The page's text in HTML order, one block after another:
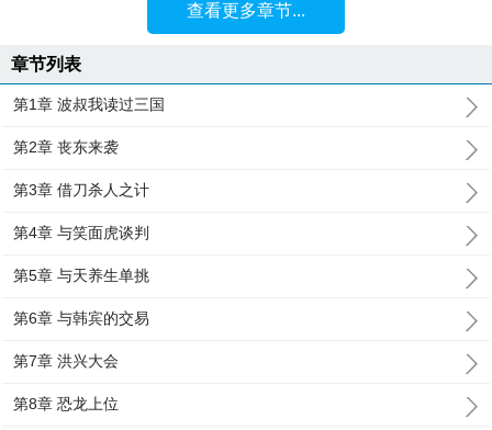
查看更多章节...
章节列表
第1章 波叔我读过三国
第2章 丧东来袭
第3章 借刀杀人之计
第4章 与笑面虎谈判
第5章 与天养生单挑
第6章 与韩宾的交易
第7章 洪兴大会
第8章 恐龙上位